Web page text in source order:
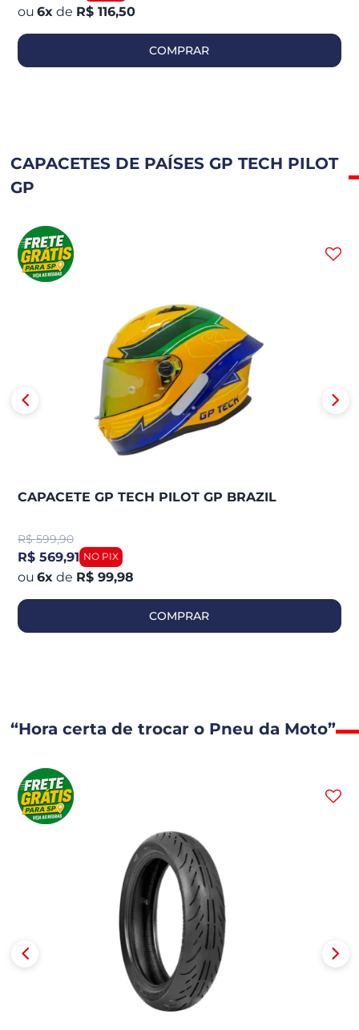
6x de R$ 116,50
COMPRAR
CAPACETES DE PAÍSES GP TECH PILOT
GP
CAPACETE GP TECH PILOT GP BRAZIL
R$ 599,90
R$ 569,91
6x de R$ 99,98
COMPRAR
“Hora certa de trocar o Pneu da Moto”